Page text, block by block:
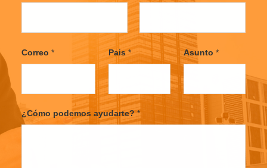
r
s
L
a
s
t
Correo * Pais* Asunto *
¿Cómo podemos ayudarte?*